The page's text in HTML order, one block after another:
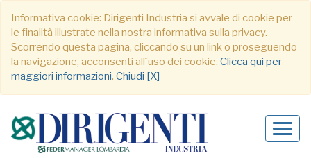
Informativa cookie: Dirigenti Industria si avvale di cookie per
le finalità illustrate nella nostra informativa sulla privacy.
Scorrendo questa pagina, cliccando su un link o proseguendo
la navigazione, acconsenti all´uso dei cookie. Clicca qui per
maggiori informazioni. Chiudi [X]